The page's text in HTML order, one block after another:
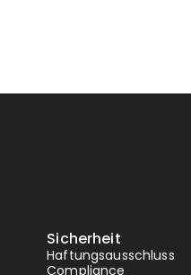
Sicherheit
Haftungsausschluss
Compliance